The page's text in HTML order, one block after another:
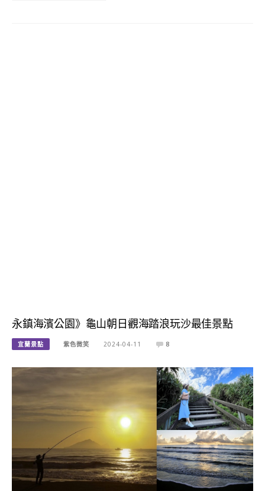
永鎮海濱公園》龜山朝日觀海踏浪玩沙最佳景點
宜蘭景點 紫色微笑 2024-04-11 8